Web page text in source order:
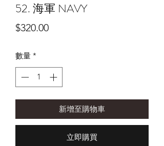
52. 海軍 NAVY
$320.00價
數量 *
新增至購物車
立即購買